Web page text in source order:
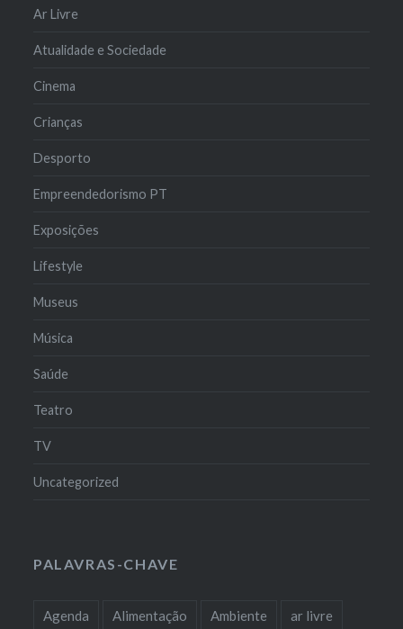
Ar Livre
Atualidade e Sociedade
Cinema
Crianças
Desporto
Empreendedorismo PT
Exposições
Lifestyle
Museus
Música
Saúde
Teatro
TV
Uncategorized
PALAVRAS-CHAVE
Agenda Alimentação Ambiente ar livre